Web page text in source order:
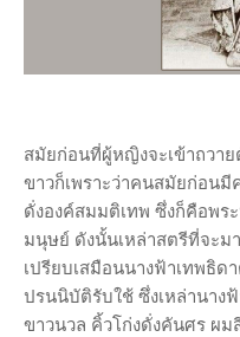
สมัยก่อนที่ผู้หญิงจะเข้าถวา
ขาวก็เพราะว่าคนสมัยก่อนมี
ดั่งองค์สมมติเทพ ซึ่งก็คือพร
มนุษย์ ดังนั้นเหล่าสตรีที่จะม
เปรียบเสมือนนางฟ้าเทพธิด
ปรนนิบัติรับใช้ ซึ่งเหล่านาง
ขาวนวล คิ้วโก่งดั่งคันศร ผ